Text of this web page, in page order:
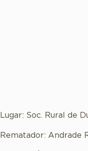
Lugar: Soc. Rural de
Rematador: Andrade